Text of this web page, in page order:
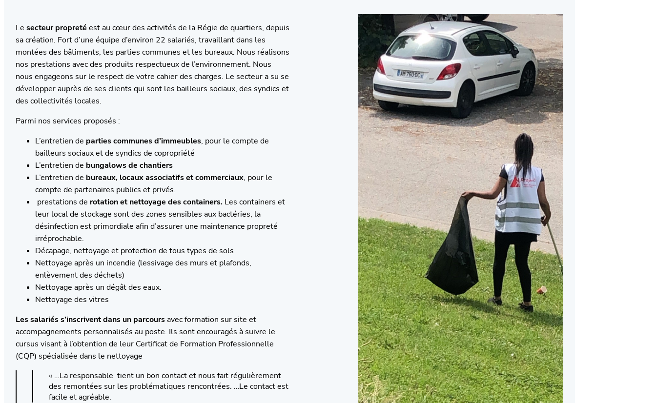
Le secteur propreté est au cœur des activités de la Régie de quartiers, depuis
sa création. Fort d’une équipe d’environ 22 salariés, travaillant dans les
montées des bâtiments, les parties communes et les bureaux. Nous réalisons
nos prestations avec des produits respectueux de l’environnement. Nous
nous engageons sur le respect de votre cahier des charges. Le secteur a su se
développer auprès de ses clients qui sont les bailleurs sociaux, des syndics et
des collectivités locales.
Parmi nos services proposés :
L’entretien de parties communes d’immeubles, pour le compte de
bailleurs sociaux et de syndics de copropriété
L’entretien de bungalows de chantiers
L’entretien de bureaux, locaux associatifs et commerciaux, pour le
compte de partenaires publics et privés.
prestations de rotation et nettoyage des containers. Les containers et
leur local de stockage sont des zones sensibles aux bactéries, la
désinfection est primordiale afin d’assurer une maintenance propreté
irréprochable.
Décapage, nettoyage et protection de tous types de sols
Nettoyage après un incendie (lessivage des murs et plafonds,
enlèvement des déchets)
Nettoyage après un dégât des eaux.
Nettoyage des vitres
Les salariés s’inscrivent dans un parcoursavec formation sur site et
accompagnements personnalisés au poste. Ils sont encouragés à suivre le
cursus visant à l’obtention de leur Certificat de Formation Professionnelle
(CQP) spécialisée dans le nettoyage
« …La responsable tient un bon contact et nous fait régulièrement
des remontées sur les problématiques rencontrées. …Le contact est
facile et agréable.